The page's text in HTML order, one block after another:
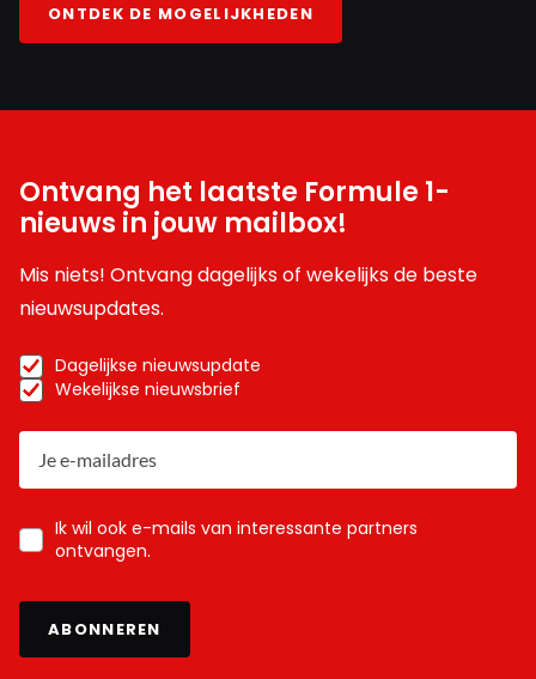
ONTDEK DE MOGELIJKHEDEN
Ontvang het laatste Formule 1-
nieuws in jouw mailbox!
Mis niets! Ontvang dagelijks of wekelijks de beste
nieuwsupdates.
Dagelijkse nieuwsupdate
Wekelijkse nieuwsbrief
Ik wil ook e-mails van interessante partners
ontvangen.
ABONNEREN